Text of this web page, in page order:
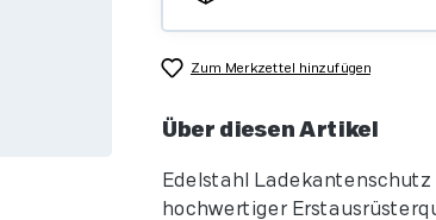
Zum Merkzettel hinzufügen
Über diesen Artikel
Edelstahl
hochwertiger